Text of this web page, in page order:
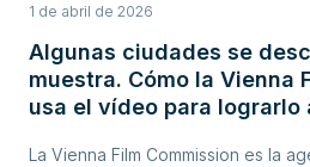
1 de abril de 2026
Algunas ciudades se
muestra. Cómo la Vienna
usa el vídeo para lograrlo
La Vienna Film Commission es la